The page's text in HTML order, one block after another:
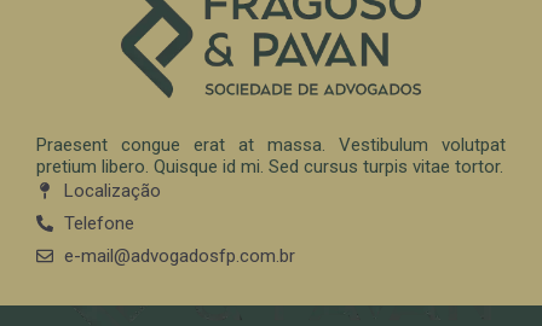
Praesent congue erat at massa. Vestibulum volutpat
pretium libero. Quisque id mi. Sed cursus turpis vitae tortor.
Localização
Telefone
e-mail@advogadosfp.com.br